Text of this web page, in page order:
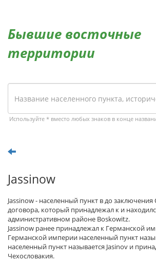
Бывшие восточные
территории
Используйте * вместо любых знаков в конце
Jassinow
Jassinow - населенный пункт в до
договора, который принадлежал к и
административном районе Boskowitz.
Jassinow ранее принадлежал к Германской
Германской империи населенный пункт
населенный пункт называется Jasinov и
Чехословакия.